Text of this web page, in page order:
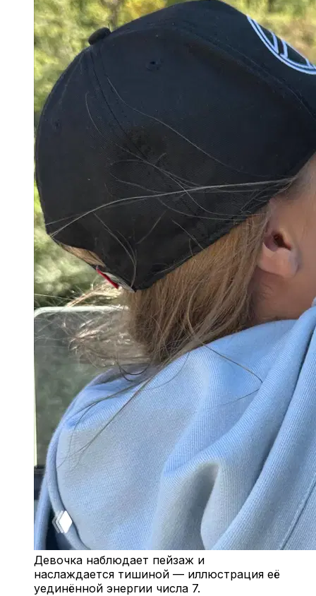
Девочка наблюдает пейзаж и
наслаждается тишиной — иллюстрация её
уединённой энергии числа 7.